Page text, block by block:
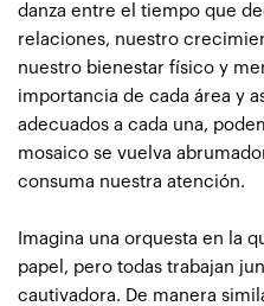
danza entre el tiempo que
relaciones, nuestro
nuestro bienestar físico y
importancia de cada área y
adecuados a cada una,
mosaico se vuelva
consuma nuestra atención.
Imagina una orquesta en la
papel, pero todas trabajan
cautivadora. De manera